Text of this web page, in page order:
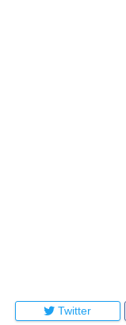
Twitter